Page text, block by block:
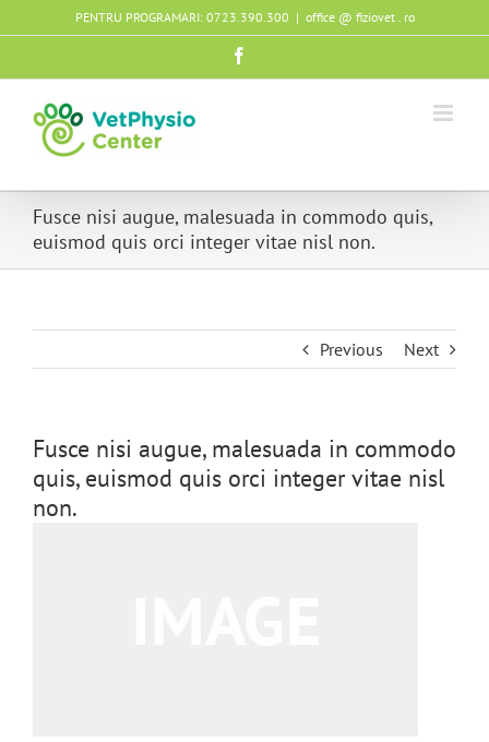
to
PENTRU PROGRAMARI: 0723.390.300 | office @ fiziovet . ro
Fusce nisi augue, malesuada in commodo quis,
euismod quis orci integer vitae nisl non.
Previous Next
Fusce nisi augue, malesuada in commodo
quis, euismod quis orci integer vitae nisl
non.